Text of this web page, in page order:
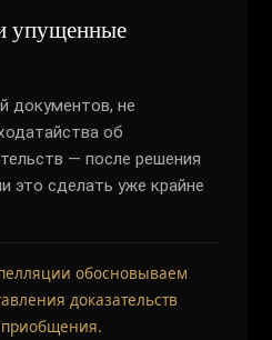
упущенные
документов, не
об
— после решения
это сделать уже крайне
обосновываем
доказательств